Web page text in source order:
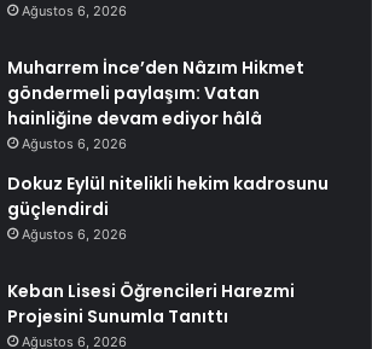
Ağustos 6, 2026
Muharrem İnce’den Nâzım Hikmet
göndermeli paylaşım: Vatan
hainliğine devam ediyor hâlâ
Ağustos 6, 2026
Dokuz Eylül nitelikli hekim kadrosunu
güçlendirdi
Ağustos 6, 2026
Keban Lisesi Öğrencileri Harezmi
Projesini Sunumla Tanıttı
Ağustos 6, 2026